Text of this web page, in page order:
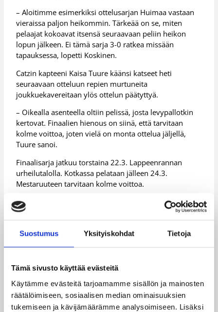
Suostumus Yksityiskohdat Tietoja
Tämä sivusto käyttää evästeitä
Käytämme evästeitä tarjoamamme sisällön ja mainosten
räätälöimiseen, sosiaalisen median ominaisuuksien
tukemiseen ja kävijämäärämme analysoimiseen. Lisäksi
– Aloitimme esimerkiksi ottelusarjan Huimaa vastaan
vieraissa paljon heikommin. Tärkeää on se, miten
pelaajat kokoavat itsensä seuraavaan peliin heikon
lopun jälkeen. Ei tämä sarja 3-0 ratkea missään
tapauksessa, lopetti Koskinen.
Catzin kapteeni Kaisa Tuure käänsi katseet heti
seuraavaan otteluun repien murtuneita
joukkuekavereitaan ylös ottelun päätyttyä.
– Oikealla asenteella oltiin pelissä, josta levypallotkin
kertovat. Finaalien hienous on siinä, että tarvitaan
kolme voittoa, joten vielä on monta ottelua jäljellä,
Tuure sanoi.
Finaalisarja jatkuu torstaina 22.3. Lappeenrannan
urheilutalolla. Kotkassa pelataan jälleen 24.3.
Mestaruuteen tarvitaan kolme voittoa.
Ottelutilastot ja koko suomalaisen huippukoripallon
tilastopalvelu osoitteessa
http://www.basket.fi/.
Lisätietoja:/sarjat_tulokset/naisten_sm-sarja/
Henkilöt